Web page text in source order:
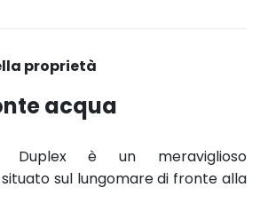
proprietà
acqua
Duplex è un meraviglioso
sul lungomare di fronte alla